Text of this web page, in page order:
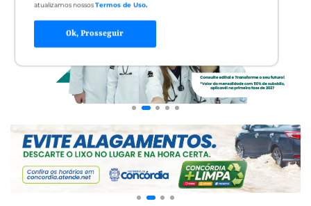
atualizamos nossosTermos de Uso.
Ok, Prosseguir